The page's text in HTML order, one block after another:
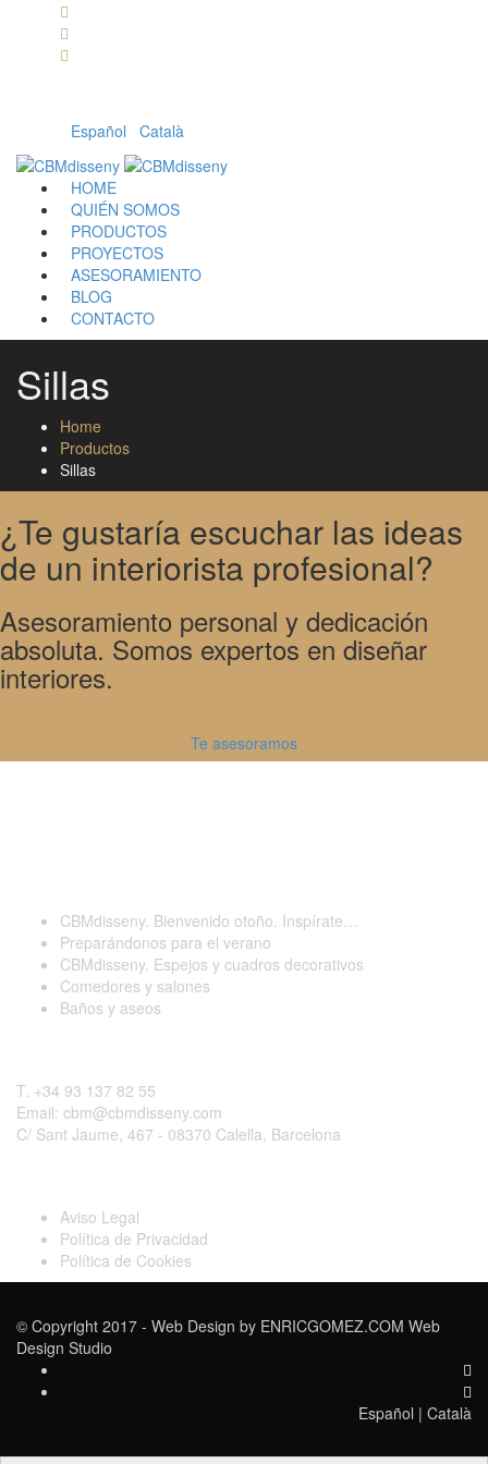
Español Català
HOME
QUIÉN SOMOS
PRODUCTOS
PROYECTOS
ASESORAMIENTO
BLOG
CONTACTO
Sillas
Home
Productos
Sillas
¿Te gustaría escuchar las ideas
de un interiorista profesional?
Asesoramiento personal y dedicación
absoluta. Somos expertos en diseñar
interiores.
Te asesoramos
CBMdisseny. Bienvenido otoño. Inspírate…
Preparándonos para el verano
CBMdisseny. Espejos y cuadros decorativos
Comedores y salones
Baños y aseos
T. +34 93 137 82 55
Email: cbm@cbmdisseny.com
C/ Sant Jaume, 467 - 08370 Calella, Barcelona
Aviso Legal
Política de Privacidad
Política de Cookies
© Copyright 2017 - Web Design by ENRICGOMEZ.COM Web
Design Studio
Español | Català